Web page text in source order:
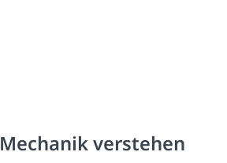
Mechanik verstehen